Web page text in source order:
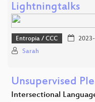
Lightningtalks
Entropia / CCC
Sarah
Unsupervised
Intersectional